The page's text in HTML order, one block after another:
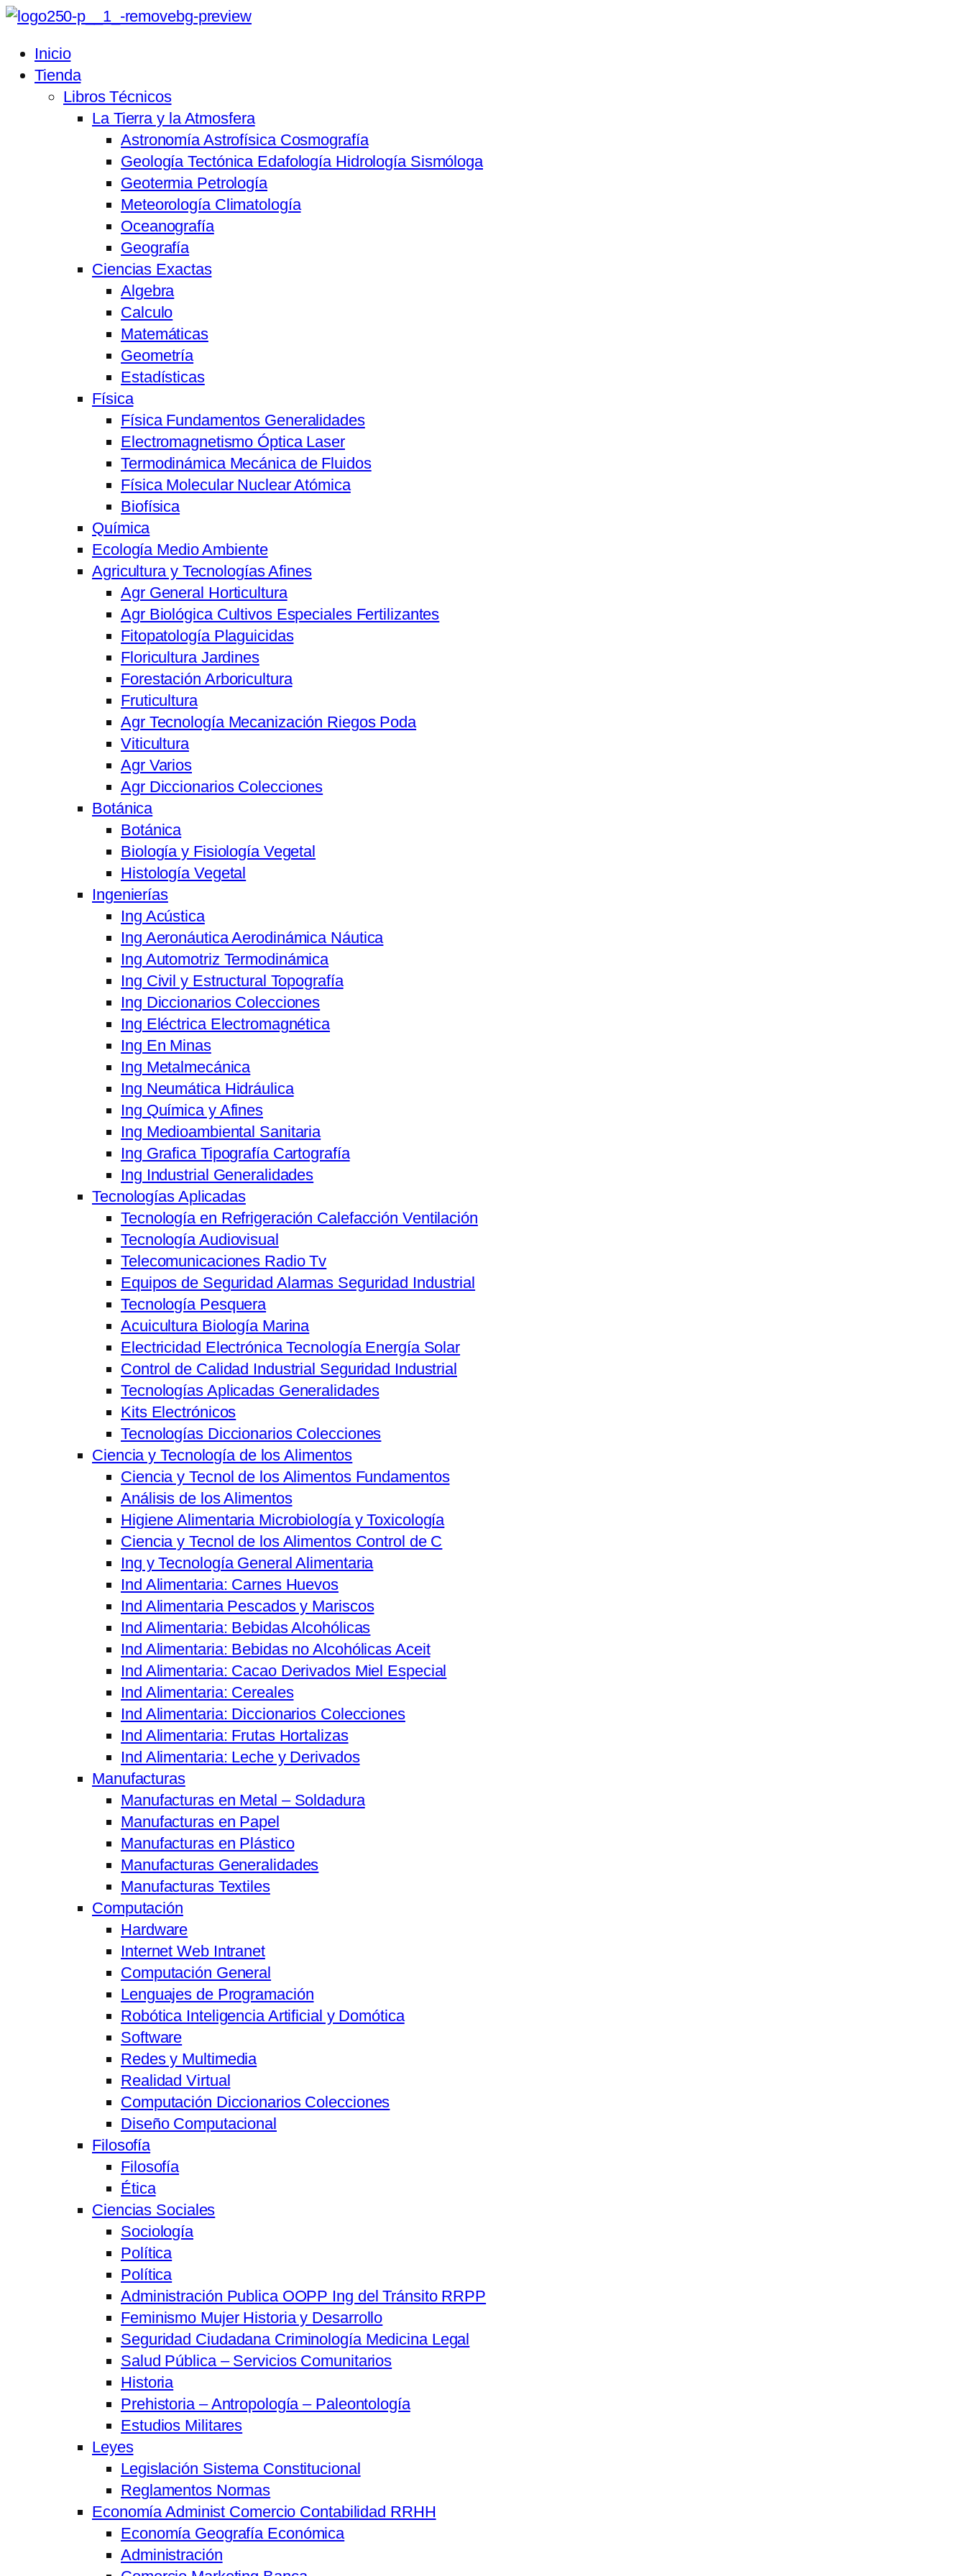
Inicio
Tienda
Libros Técnicos
La Tierra y la Atmosfera
Astronomía Astrofísica Cosmografía
Geología Tectónica Edafología Hidrología Sismóloga
Geotermia Petrología
Meteorología Climatología
Oceanografía
Geografía
Ciencias Exactas
Algebra
Calculo
Matemáticas
Geometría
Estadísticas
Física
Física Fundamentos Generalidades
Electromagnetismo Óptica Laser
Termodinámica Mecánica de Fluidos
Física Molecular Nuclear Atómica
Biofísica
Química
Ecología Medio Ambiente
Agricultura y Tecnologías Afines
Agr General Horticultura
Agr Biológica Cultivos Especiales Fertilizantes
Fitopatología Plaguicidas
Floricultura Jardines
Forestación Arboricultura
Fruticultura
Agr Tecnología Mecanización Riegos Poda
Viticultura
Agr Varios
Agr Diccionarios Colecciones
Botánica
Botánica
Biología y Fisiología Vegetal
Histología Vegetal
Ingenierías
Ing Acústica
Ing Aeronáutica Aerodinámica Náutica
Ing Automotriz Termodinámica
Ing Civil y Estructural Topografía
Ing Diccionarios Colecciones
Ing Eléctrica Electromagnética
Ing En Minas
Ing Metalmecánica
Ing Neumática Hidráulica
Ing Química y Afines
Ing Medioambiental Sanitaria
Ing Grafica Tipografía Cartografía
Ing Industrial Generalidades
Tecnologías Aplicadas
Tecnología en Refrigeración Calefacción Ventilación
Tecnología Audiovisual
Telecomunicaciones Radio Tv
Equipos de Seguridad Alarmas Seguridad Industrial
Tecnología Pesquera
Acuicultura Biología Marina
Electricidad Electrónica Tecnología Energía Solar
Control de Calidad Industrial Seguridad Industrial
Tecnologías Aplicadas Generalidades
Kits Electrónicos
Tecnologías Diccionarios Colecciones
Ciencia y Tecnología de los Alimentos
Ciencia y Tecnol de los Alimentos Fundamentos
Análisis de los Alimentos
Higiene Alimentaria Microbiología y Toxicología
Ciencia y Tecnol de los Alimentos Control de C
Ing y Tecnología General Alimentaria
Ind Alimentaria: Carnes Huevos
Ind Alimentaria Pescados y Mariscos
Ind Alimentaria: Bebidas Alcohólicas
Ind Alimentaria: Bebidas no Alcohólicas Aceit
Ind Alimentaria: Cacao Derivados Miel Especial
Ind Alimentaria: Cereales
Ind Alimentaria: Diccionarios Colecciones
Ind Alimentaria: Frutas Hortalizas
Ind Alimentaria: Leche y Derivados
Manufacturas
Manufacturas en Metal – Soldadura
Manufacturas en Papel
Manufacturas en Plástico
Manufacturas Generalidades
Manufacturas Textiles
Computación
Hardware
Internet Web Intranet
Computación General
Lenguajes de Programación
Robótica Inteligencia Artificial y Domótica
Software
Redes y Multimedia
Realidad Virtual
Computación Diccionarios Colecciones
Diseño Computacional
Filosofía
Filosofía
Ética
Ciencias Sociales
Sociología
Política
Política
Administración Publica OOPP Ing del Tránsito RRPP
Feminismo Mujer Historia y Desarrollo
Seguridad Ciudadana Criminología Medicina Legal
Salud Pública – Servicios Comunitarios
Historia
Prehistoria – Antropología – Paleontología
Estudios Militares
Leyes
Legislación Sistema Constitucional
Reglamentos Normas
Economía Administ Comercio Contabilidad RRHH
Economía Geografía Económica
Administración